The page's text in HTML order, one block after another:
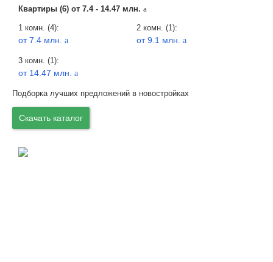
Квартиры (6) от 7.4 - 14.47 млн. a
1 комн. (4):
от 7.4 млн. a
2 комн. (1):
от 9.1 млн. a
3 комн. (1):
от 14.47 млн. a
Подборка лучших предложений в новостройках
Скачать каталог